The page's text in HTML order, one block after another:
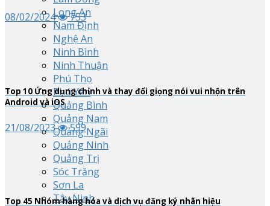
Long An
Nam Định
Nghệ An
Ninh Bình
Ninh Thuận
Phú Thọ
Phú Yên
Quảng Bình
Quảng Nam
Quảng Ngãi
Quảng Ninh
Quảng Trị
Sóc Trăng
Sơn La
Tây Ninh
08/02/2024 753
Top 10 Ứng dụng chỉnh và thay đổi giọng nói vui nhộn trên
Android và iOS
21/08/2023 599
Top 45 Nhóm hàng hóa và dịch vụ đăng ký nhãn hiệu